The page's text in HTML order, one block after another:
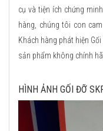
cụ và tiện ích chứng minh
hàng, chúng tôi con
Khách hàng phát hiện
sản phẩm không chính
HÌNH ẢNH GỐI ĐỠ